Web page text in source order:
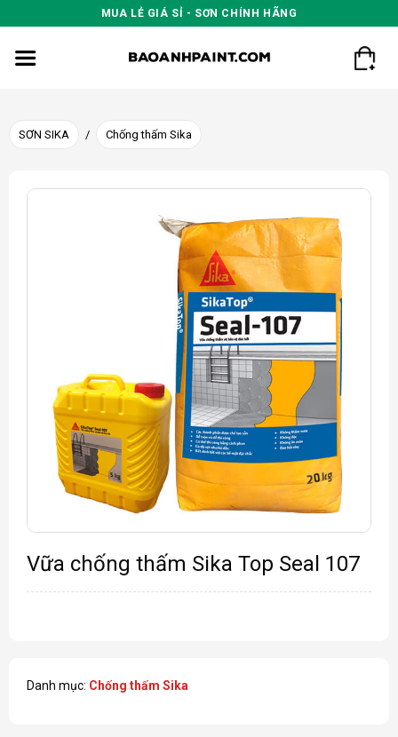
to
content
MUA LẺ GIÁ SỈ - SƠN CHÍNH HÃNG
SƠN SIKA / Chống thấm Sika
Vữa chống thấm Sika Top Seal 107
Danh mục: Chống thấm Sika